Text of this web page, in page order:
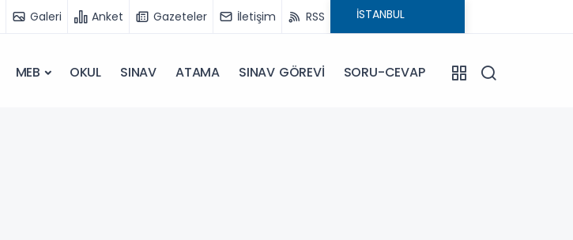
Galeri Anket Gazeteler İletişim RSS
MEB OKUL SINAV ATAMA SINAV GÖREVİ SORU-CEVAP